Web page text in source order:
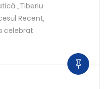
„Tiberiu
Recent,
celebrat